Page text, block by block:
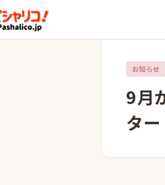
お知らせ
9月
ター